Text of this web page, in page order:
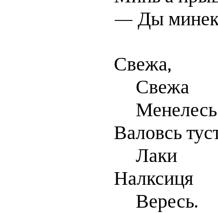
— Ды минек
Свежа,
Свежа
Валовсь
Лаки
Налксиця
Вересь.